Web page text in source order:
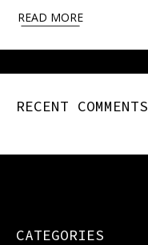
READ MORE
RECENT COMMENTS
CATEGORIES